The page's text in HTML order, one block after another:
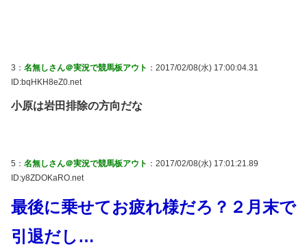
3： 名無しさん＠実況で競馬板アウト ：2017/02/08(水) 17:00:04.31
ID:bqHKH8eZ0.net
小原は岩田排除の方向だな
5： 名無しさん＠実況で競馬板アウト ：2017/02/08(水) 17:01:21.89
ID:y8ZDOKaRO.net
最後に乗せてお疲れ様だろ？２月末で
引退だし…